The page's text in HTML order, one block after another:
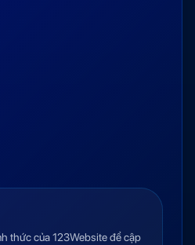
thức của 123Website để cập